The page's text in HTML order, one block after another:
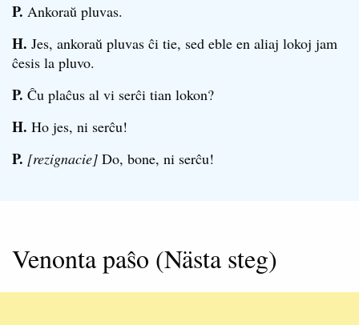
P. Ankoraŭ pluvas.
H. Jes, ankoraŭ pluvas ĉi tie, sed eble en aliaj lokoj jam
ĉesis la pluvo.
P. Ĉu plaĉus al vi serĉi tian lokon?
H. Ho jes, ni serĉu!
P. [rezignacie] Do, bone, ni serĉu!
Venonta paŝo (Nästa steg)